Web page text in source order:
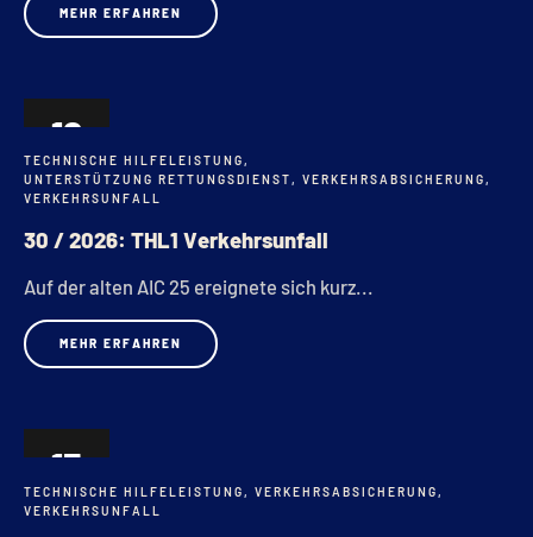
MEHR ERFAHREN
12
JUNI
TECHNISCHE HILFELEISTUNG,
UNTERSTÜTZUNG RETTUNGSDIENST, VERKEHRSABSICHERUNG,
VERKEHRSUNFALL
30 / 2026: THL1 Verkehrsunfall
Auf der alten AIC 25 ereignete sich kurz...
MEHR ERFAHREN
15
MAI
TECHNISCHE HILFELEISTUNG, VERKEHRSABSICHERUNG,
VERKEHRSUNFALL